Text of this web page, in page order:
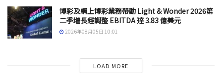
博彩及網上博彩業務帶動 Light & Wonder 2026第
二季增長經調整 EBITDA 達 3.83 億美元
2026年08月05日 10:01
LOAD MORE